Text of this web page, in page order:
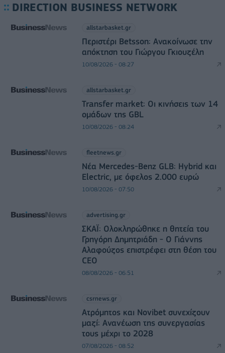
DIRECTION BUSINESS NETWORK
allstarbasket.gr
Περιστέρι Betsson: Ανακοίνωσε την
απόκτηση του Γιώργου Γκιουζέλη
10/08/2026 - 08:27
allstarbasket.gr
Transfer market: Οι κινήσεις των 14
ομάδων της GBL
10/08/2026 - 08:24
fleetnews.gr
Νέα Mercedes-Benz GLB: Hybrid και
Electric, με όφελος 2.000 ευρώ
10/08/2026 - 07:50
advertising.gr
ΣΚΑΪ: Ολοκληρώθηκε η θητεία του
Γρηγόρη Δημητριάδη - Ο Γιάννης
Αλαφούζος επιστρέφει στη θέση του
CEO
08/08/2026 - 06:51
csrnews.gr
Ατρόμητος και Novibet συνεχίζουν
μαζί: Ανανέωση της συνεργασίας
τους μέχρι το 2028
07/08/2026 - 08:52